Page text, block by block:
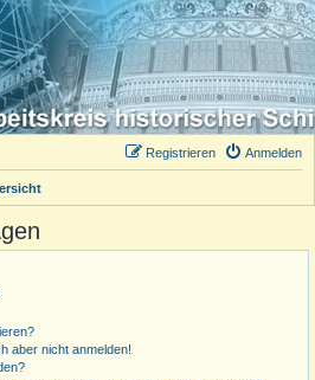
Anmelden
Registrieren
aber nicht anmelden!